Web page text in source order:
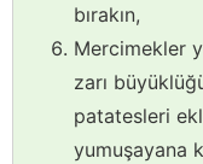
bırakın,
Mercimekler
zarı
patatesleri
yumuşayana